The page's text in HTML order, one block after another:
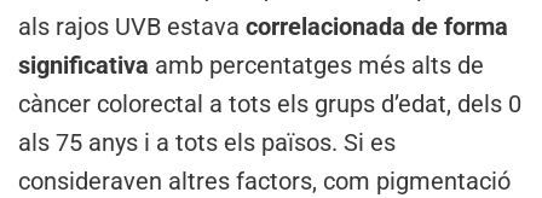
als rajos UVB estava correlacionada de forma
significativa amb percentatges més alts de
càncer colorectal a tots els grups d’edat, dels 0
als 75 anys i a tots els països. Si es
consideraven altres factors, com pigmentació